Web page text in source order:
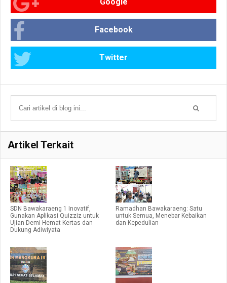
Facebook
Twitter
Artikel Terkait
SDN Bawakaraeng 1 Inovatif,
Gunakan Aplikasi Quizziz untuk
Ujian Demi Hemat Kertas dan
Dukung Adiwiyata
Ramadhan Bawakaraeng: Satu
untuk Semua, Menebar Kebaikan
dan Kepedulian